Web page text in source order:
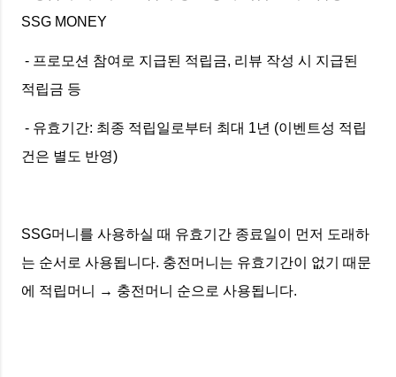
SSG MONEY
- 프로모션 참여로 지급된 적립금, 리뷰 작성 시 지급된
적립금 등
- 유효기간: 최종 적립일로부터 최대 1년 (이벤트성 적립
건은 별도 반영)
SSG머니를 사용하실 때 유효기간 종료일이 먼저 도래하
는 순서로 사용됩니다. 충전머니는 유효기간이 없기 때문
에 적립머니 → 충전머니 순으로 사용됩니다.